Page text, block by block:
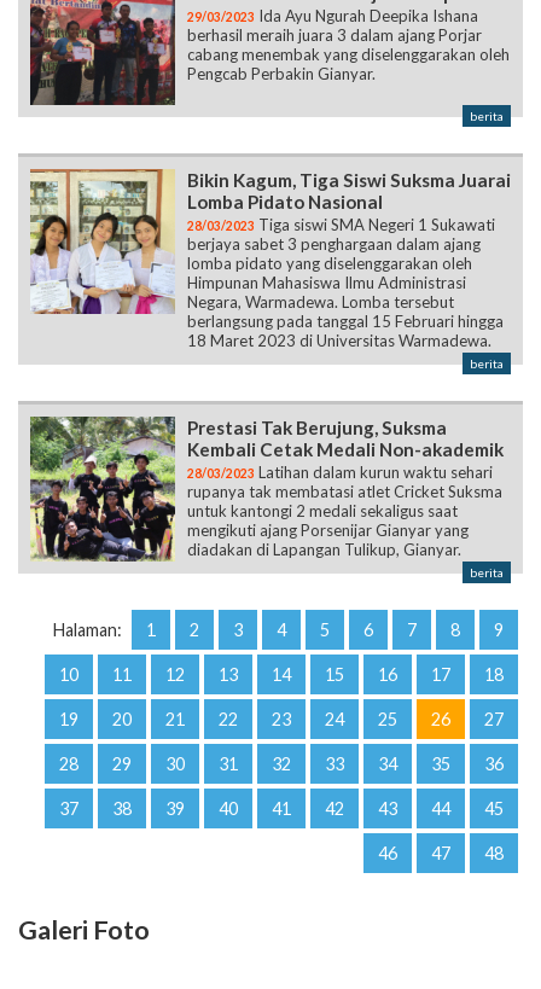
29/03/2023 Ida Ayu Ngurah Deepika Ishana
berhasil meraih juara 3 dalam ajang Porjar
cabang menembak yang diselenggarakan oleh
Pengcab Perbakin Gianyar.
berita
Bikin Kagum, Tiga Siswi Suksma Juarai
Lomba Pidato Nasional
28/03/2023 Tiga siswi SMA Negeri 1 Sukawati
berjaya sabet 3 penghargaan dalam ajang
lomba pidato yang diselenggarakan oleh
Himpunan Mahasiswa Ilmu Administrasi
Negara, Warmadewa. Lomba tersebut
berlangsung pada tanggal 15 Februari hingga
18 Maret 2023 di Universitas Warmadewa.
berita
Prestasi Tak Berujung, Suksma
Kembali Cetak Medali Non-akademik
28/03/2023 Latihan dalam kurun waktu sehari
rupanya tak membatasi atlet Cricket Suksma
untuk kantongi 2 medali sekaligus saat
mengikuti ajang Porsenijar Gianyar yang
diadakan di Lapangan Tulikup, Gianyar.
berita
Halaman: 1 2 3 4 5 6 7 8 9
10 11 12 13 14 15 16 17 18
19 20 21 22 23 24 25 26 27
28 29 30 31 32 33 34 35 36
37 38 39 40 41 42 43 44 45
46 47 48
Galeri Foto